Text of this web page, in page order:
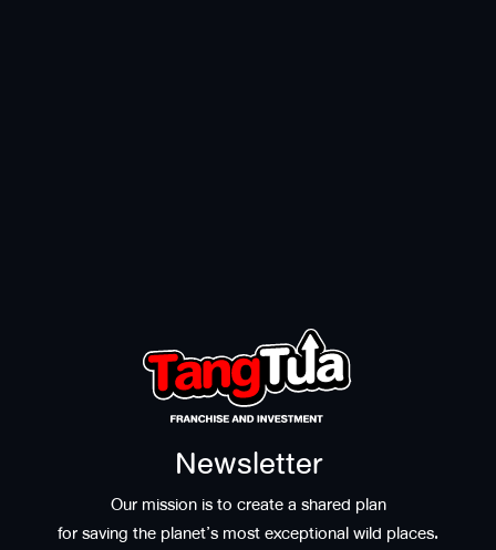
Newsletter
Our mission is to create a shared plan
for saving the planet’s most exceptional wild places.